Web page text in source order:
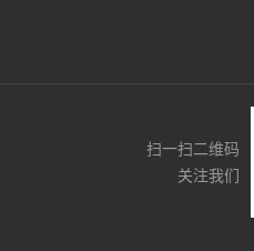
扫一扫二维码
关注我们